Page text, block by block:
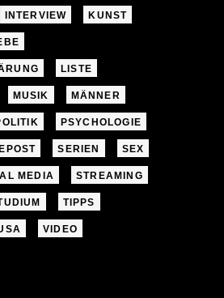
INTERVIEW KUNST
LISTE
MUSIK MÄNNER
PSYCHOLOGIE
SERIEN SEX
MEDIA STREAMING
TIPPS
VIDEO